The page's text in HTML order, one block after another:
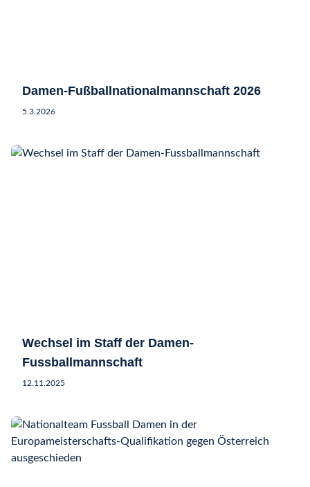
Damen-Fußballnationalmannschaft 2026
5.3.2026
Wechsel im Staff der Damen-
Fussballmannschaft
12.11.2025